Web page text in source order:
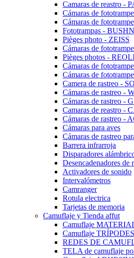
Camaras de reastro -
Cámaras de
Cámaras de
Fototrampas -
Pièges photo - ZEISS
Cámaras de
Pièges photos -
Cámaras de
Cámaras de
Camera de rastreo -
Cámaras de rastreo -
Cámaras de rastreo -
Camaras de reastro -
Cámaras de rastreo -
Cámaras para aves
Cámaras de rastreo
Barrera infrarroja
Disparadores
Desencadenadores de
Activadores de sonido
Intervalómetros
Camranger
Rotula electrica
Tarjetas de memoria
Camuflaje y Tienda affut
Camuflaje
Camuflaje TRÍPODES
REDES DE
TELA de camuflaje